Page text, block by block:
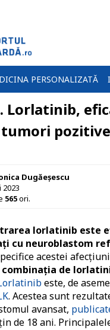
PERSONALIZATĂ
Lorlatinib,
tumori
Dugăeșescu
2023
565ori.
lorlatinib este
cu neuroblastom
acestei
combinaţia de
este, de
. Acestea sunt
avansat,
de 18 ani.